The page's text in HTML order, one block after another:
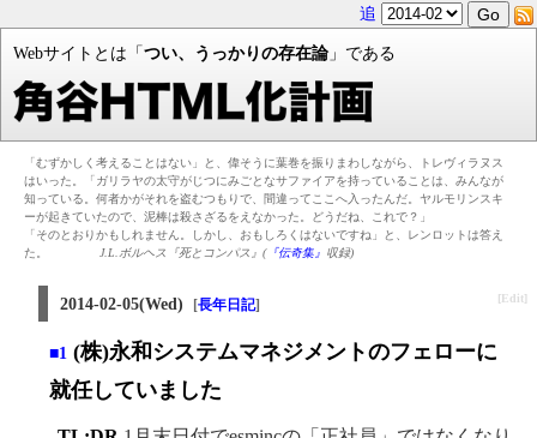
追
Webサイトとは「 つい、うっかりの存在論」である
「むずかしく考えることはない」と、偉そうに葉巻を振りまわしながら、トレヴィラヌス
はいった。「ガリラヤの太守がじつにみごとなサファイアを持っていることは、みんなが
知っている。何者かがそれを盗むつもりで、間違ってここへ入ったんだ。ヤルモリンスキ
ーが起きていたので、泥棒は殺さざるをえなかった。どうだね、これで？」
「そのとおりかもしれません。しかし、おもしろくはないですね」と、レンロットは答え
た。
J.L.ボルヘス『死とコンパス』(『伝奇集』 収録)
2014-02-05(Wed) [長年日記] [Edit]
■1 (株)永和システムマネジメントのフェローに
就任していました